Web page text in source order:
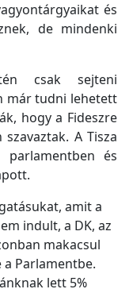
és
de mindenki
csak sejteni
már tudni lehetett
hogy a Fideszre
A Tisza
és
amit a
indult, a DK, az
makacsul
Parlamentbe.
lett 5%